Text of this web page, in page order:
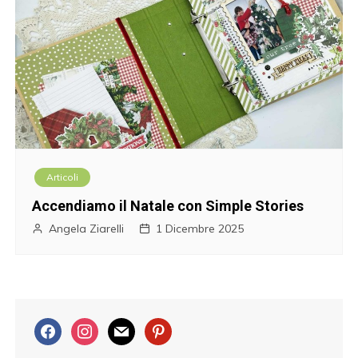
Articoli
Accendiamo il Natale con Simple Stories
Angela Ziarelli 1 Dicembre 2025
f
a
i
n
m
a
p